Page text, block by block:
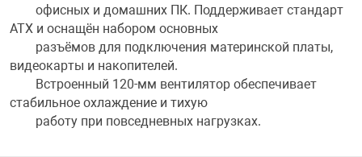
офисных и домашних ПК. Поддерживает стандарт
ATX и оснащён набором основных
разъёмов для подключения материнской платы,
видеокарты и накопителей.
Встроенный 120-мм вентилятор обеспечивает
стабильное охлаждение и тихую
работу при повседневных нагрузках.